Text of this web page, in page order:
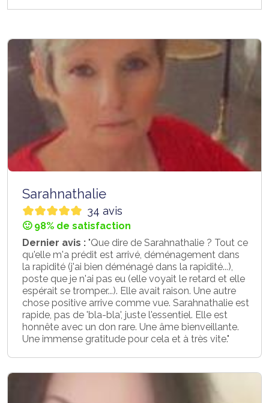
Sarahnathalie
34 avis
🙂 98% de satisfaction
Dernier avis : "Que dire de Sarahnathalie ? Tout ce
qu'elle m'a prédit est arrivé, déménagement dans
la rapidité (j'ai bien déménagé dans la rapidité...),
poste que je n'ai pas eu (elle voyait le retard et elle
espérait se tromper...). Elle avait raison. Une autre
chose positive arrive comme vue. Sarahnathalie est
rapide, pas de 'bla-bla', juste l'essentiel. Elle est
honnête avec un don rare. Une âme bienveillante.
Une immense gratitude pour cela et à très vite."